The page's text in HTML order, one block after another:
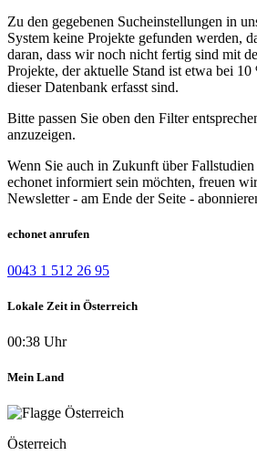
Zu den gegebenen Sucheinstellungen in
System keine Projekte gefunden werden,
daran, dass wir noch nicht fertig sind mit
Projekte, der aktuelle Stand ist etwa bei
dieser Datenbank erfasst sind.
Bitte passen Sie oben den Filter
anzuzeigen.
Wenn Sie auch in Zukunft über
echonet informiert sein möchten, freuen
Newsletter - am Ende der Seite -
echonet anrufen
0043 1 512 26 95
Lokale Zeit in Österreich
00:38 Uhr
Mein Land
Österreich